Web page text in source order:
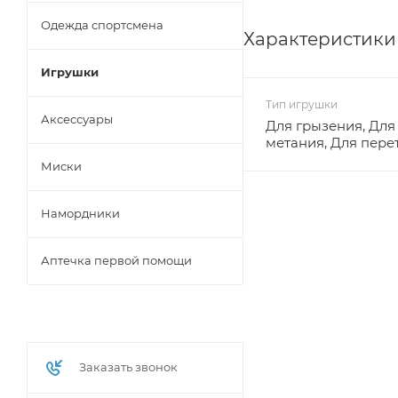
Характеристики
Тип игрушки
Для грызения, Для
метания, Для
Одежда спортсмена
Игрушки
Аксессуары
Миски
Намордники
Аптечка первой помощи
Заказать звонок